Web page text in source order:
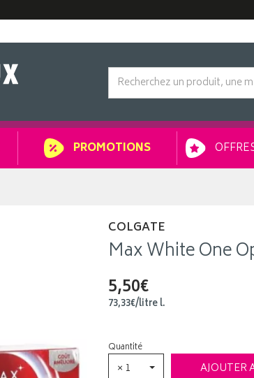
PROMOTIONS
COLGATE
Max White One
5,50€
73,33€/litrel.
Quantité
× 1 AJOUTER